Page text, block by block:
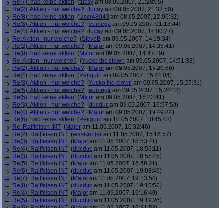
Re(7): hab keine aktien (tucay am 08.05.2007, 21:28:05)
Re(2): Aktien - nur welche? (tucay am 08.05.2007, 21:32:50)
Re(8): hab keine aktien (User48043 am 08.05.2007, 22:06:32)
Re(3): Aktien - nur welche? (eumega am 09.05.2007, 01:13:44)
Re(4): Aktien - nur welche? (tucay am 09.05.2007, 14:00:27)
Re: Aktien - nur welche? (SteveB am 09.05.2007, 14:19:34)
Re(2): Aktien - nur welche? (Major am 09.05.2007, 14:35:41)
Re(9): hab keine aktien (Major am 09.05.2007, 14:47:19)
Re: Aktien - nur welche? (Yucko the clown am 09.05.2007, 14:51:33)
Re(2): Aktien - nur welche? (Major am 09.05.2007, 15:20:58)
Re(4): hab keine aktien (Penguin am 09.05.2007, 15:24:04)
Re(3): Aktien - nur welche? (Yucko the clown am 09.05.2007, 15:27:31)
Re(5): Aktien - nur welche? (eumega am 09.05.2007, 15:28:18)
Re(5): hab keine aktien (Major am 09.05.2007, 16:23:41)
Re(3): Aktien - nur welche? (ducduc am 09.05.2007, 16:57:59)
Re(4): Aktien - nur welche? (Major am 09.05.2007, 19:49:24)
Re(6): hab keine aktien (Penguin am 10.05.2007, 10:45:48)
Re: Raiffeisen INT (Major am 11.05.2007, 10:32:46)
Re(2): Raiffeisen INT (wasikonier am 11.05.2007, 15:16:57)
Re(3): Raiffeisen INT (Major am 11.05.2007, 18:53:41)
Re(4): Raiffeisen INT (ducduc am 11.05.2007, 18:55:11)
Re(3): Raiffeisen INT (ducduc am 11.05.2007, 18:55:45)
Re(5): Raiffeisen INT (Major am 11.05.2007, 18:58:21)
Re(6): Raiffeisen INT (ducduc am 11.05.2007, 19:03:46)
Re(7): Raiffeisen INT (Major am 11.05.2007, 19:13:54)
Re(8): Raiffeisen INT (ducduc am 11.05.2007, 19:15:56)
Re(4): Raiffeisen INT (Major am 11.05.2007, 19:16:40)
Re(5): Raiffeisen INT (ducduc am 11.05.2007, 19:19:26)